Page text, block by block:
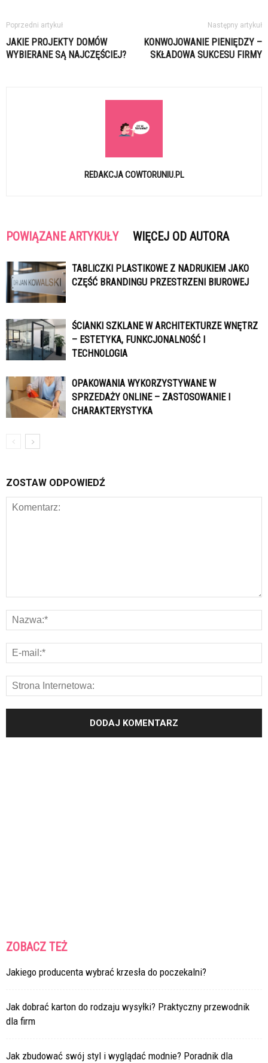
Poprzedni artykuł
JAKIE PROJEKTY DOMÓW
WYBIERANE SĄ NAJCZĘŚCIEJ?
Następny artykuł
KONWOJOWANIE PIENIĘDZY –
SKŁADOWA SUKCESU FIRMY
REDAKCJA COWTORUNIU.PL
POWIĄZANE ARTYKUŁY WIĘCEJ OD AUTORA
TABLICZKI PLASTIKOWE Z NADRUKIEM JAKO
CZĘŚĆ BRANDINGU PRZESTRZENI BIUROWEJ
ŚCIANKI SZKLANE W ARCHITEKTURZE WNĘTRZ
– ESTETYKA, FUNKCJONALNOŚĆ I
TECHNOLOGIA
OPAKOWANIA WYKORZYSTYWANE W
SPRZEDAŻY ONLINE – ZASTOSOWANIE I
CHARAKTERYSTYKA
ZOSTAW ODPOWIEDŹ
ZOBACZ TEŻ
Jakiego producenta wybrać krzesła do poczekalni?
Jak dobrać karton do rodzaju wysyłki? Praktyczny przewodnik
dla firm
Jak zbudować swój styl i wyglądać modnie? Poradnik dla